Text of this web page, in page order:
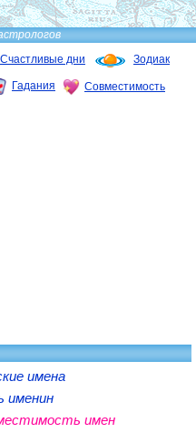
Счастливые дни Зодиак
Гадания Совместимость
имена
именин
имен